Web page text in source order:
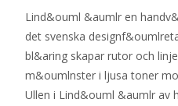
Lind&ouml &aumlr en
det svenska
bl&aring skapar rutor och
m&oumlnster i ljusa toner
Ullen i Lind&ouml &aumlr av